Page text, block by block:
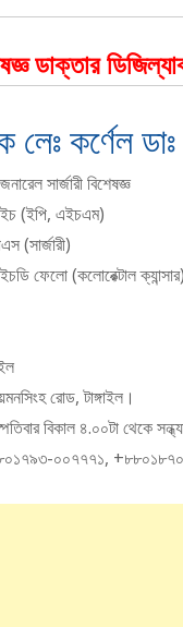
ডাক্তার
কর্ণেল
সার্জারী বিশেষজ্ঞ
(ইপি, এইচএম)
(সার্জারী)
ফেলো (কলোরেক্টাল ক্যান্সার)
রোড, টাঙ্গাইল।
বিকাল ৪.০০টা থেকে
০০৭৭৭১,